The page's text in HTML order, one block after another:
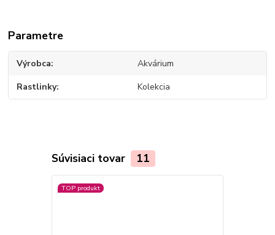
Parametre
Výrobca Akvárium
Rastlinky Kolekcia
Súvisiaci tovar 11
TOP produkt